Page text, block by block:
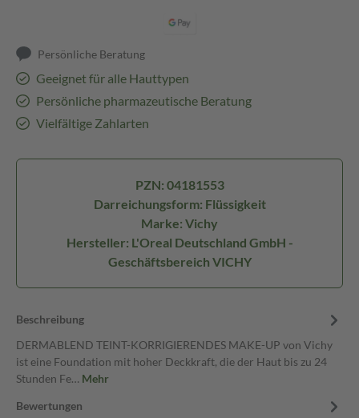
Persönliche Beratung
Geeignet für alle Hauttypen
Persönliche pharmazeutische Beratung
Vielfältige Zahlarten
PZN: 04181553
Darreichungsform: Flüssigkeit
Marke: Vichy
Hersteller: L'Oreal Deutschland GmbH -
Geschäftsbereich VICHY
Beschreibung
DERMABLEND TEINT-KORRIGIERENDES MAKE-UP von Vichy
ist eine Foundation mit hoher Deckkraft, die der Haut bis zu 24
Stunden Fe… Mehr
Bewertungen